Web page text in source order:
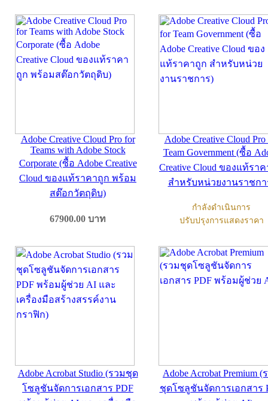
Adobe Creative Cloud Pro for
Teams with Adobe Stock
Corporate (ซื้อ Adobe Creative
Cloud ของแท้ราคาถูก พร้อม
สต๊อกวัตถุดิบ)
67900.00 บาท
Adobe Creative Cloud Pro
Team Government (ซื้อ
Creative Cloud ของแท้รา
สำหรับหน่วยงานราชกา
กำลังดำเนินการ
ปรับปรุงการแสดงราคา
Adobe Acrobat Studio (รวมชุด
โซลูชันจัดการเอกสาร PDF
Adobe Acrobat Premium (
ชุดโซลูชันจัดการเอกสาร